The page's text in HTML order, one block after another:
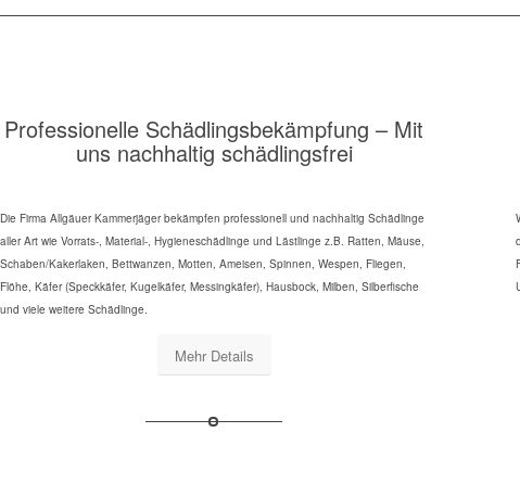
Professionelle Schädlingsbekämpfung – Mit
uns nachhaltig schädlingsfrei
Die Firma Allgäuer Kammerjäger bekämpfen professionell und nachhaltig Schädlinge
aller Art wie Vorrats-, Material-, Hygieneschädlinge und Lästlinge z.B. Ratten, Mäuse,
Schaben/Kakerlaken, Bettwanzen, Motten, Ameisen, Spinnen, Wespen, Fliegen,
Flöhe, Käfer (Speckkäfer, Kugelkäfer, Messingkäfer), Hausbock, Milben, Silberfische
und viele weitere Schädlinge.
Mehr Details